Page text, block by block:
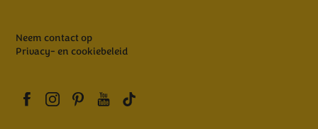
Neem contact op
Privacy- en cookiebeleid